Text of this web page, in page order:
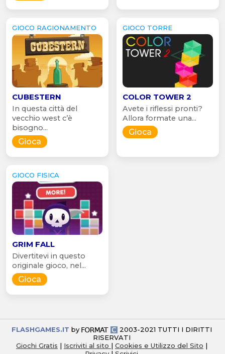
GIOCO RAGIONAMENTO
CUBESTERN
In questa città del
vecchio west c’è
bisogno...
Gioca
GIOCO TORRE
COLOR TOWER 2
Avete i riflessi pronti?
Allora formate una...
Gioca
GIOCO FISICA
GRIM FALL
Divertitevi in questo
originale gioco, nel...
Gioca
FLASHGAMES.IT by
2003-2021 TUTTI I DIRITTI
RISERVATI
Giochi Gratis | Iscriviti al sito | Cookies e Utilizzo del Sito |